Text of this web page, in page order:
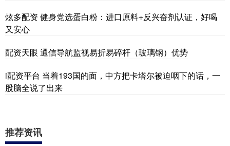
炫多配资 健身党选蛋白粉：进口原料+反兴奋剂认证，好喝
又安心
配资天眼 通信导航监视易折易碎杆（玻璃钢）优势
i配资平台 当着193国的面，中方把卡塔尔被迫咽下的话，一
股脑全说了出来
推荐资讯